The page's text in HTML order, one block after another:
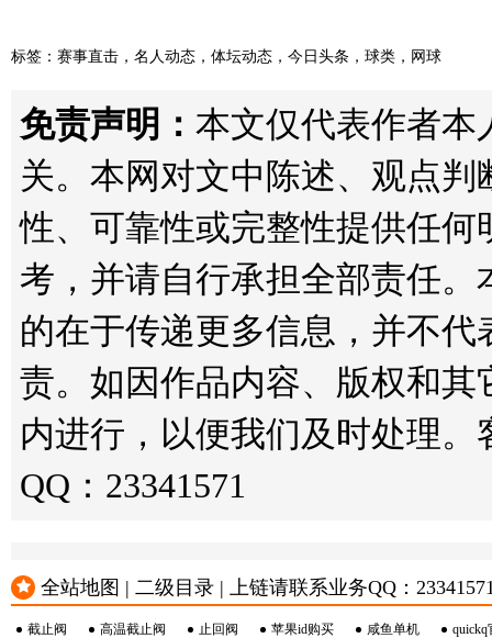
标签： 赛事直击 ， 名人动态 ， 体坛动态 ， 今日头条 ， 球类 ， 网球
免责声明： 本文仅代表作者本
关。本网对文中陈述、观点
性、可靠性或完整性提供任
考，并请自行承担全部责任
的在于传递更多信息，并不
责。如因作品内容、版权和
内进行，以便我们及时处理。
QQ：23341571
全站地图 | 二级目录 | 上链请联系业务QQ：
截止阀 高温截止阀 止回阀 苹果id购买 咸鱼单机 quickq